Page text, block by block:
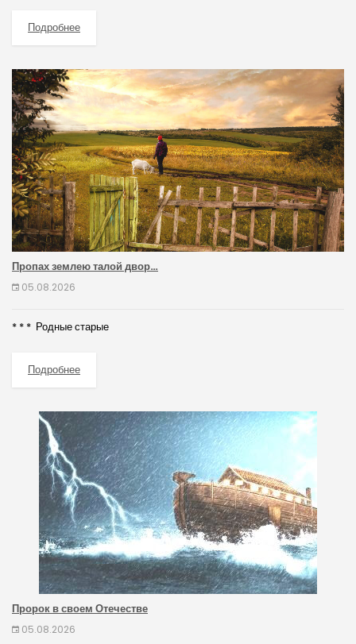
Подробнее
Пропах землею талой двор…
05.08.2026
* * * Родные старые
Подробнее
Пророк в своем Отечестве
05.08.2026